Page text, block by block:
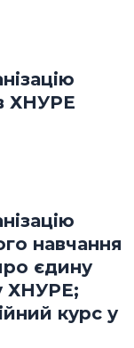
ХНУРЕ
навчання
єдину
ХНУРЕ;
курс у